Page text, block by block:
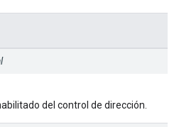
del control de dirección.